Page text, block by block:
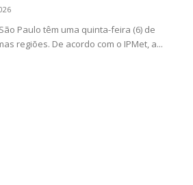
Paulo têm uma quinta-feira (6) de
regiões. De acordo com o IPMet, a...